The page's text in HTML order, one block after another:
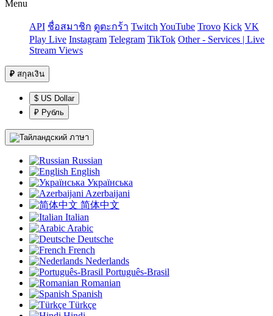
Menu
API ชื่อสมาชิก ดูตะกร้า Twitch YouTube Trovo Kick VK
Play Live Instagram Telegram TikTok Other - Services | Live
Stream Views
₽ สกุลเงิน
$ US Dollar
₽ Рубль
ภาษา
Russian
English
Українська
Azerbaijani
简体中文
Italian
Arabic
Deutsche
French
Nederlands
Português-Brasil
Romanian
Spanish
Türkçe